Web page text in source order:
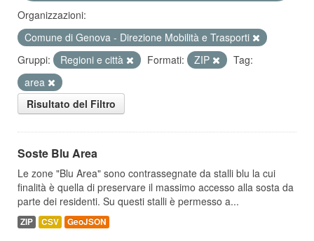
Organizzazioni:
Comune di Genova - Direzione Mobilità e Trasporti
Gruppi:
Regioni e città Formati: ZIP
Tag:
area
Risultato del Filtro
Soste Blu Area
Le zone "Blu Area" sono contrassegnate da stalli blu la cui
finalità è quella di preservare il massimo accesso alla sosta da
parte dei residenti. Su questi stalli è permesso a...
ZIP CSV GeoJSON